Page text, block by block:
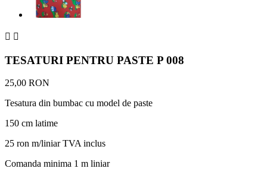
 
TESATURI PENTRU PASTE P 008
25,00 RON
Tesatura din bumbac cu model de paste
150 cm latime
25 ron m/liniar TVA inclus
Comanda minima 1 m liniar